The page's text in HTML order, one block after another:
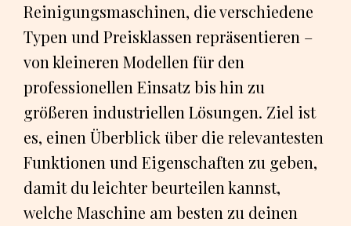
Reinigungsmaschinen, die verschiedene
Typen und Preisklassen repräsentieren –
von kleineren Modellen für den
professionellen Einsatz bis hin zu
größeren industriellen Lösungen. Ziel ist
es, einen Überblick über die relevantesten
Funktionen und Eigenschaften zu geben,
damit du leichter beurteilen kannst,
welche Maschine am besten zu deinen